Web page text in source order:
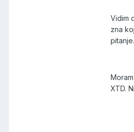
Vidim
zna
XTD.